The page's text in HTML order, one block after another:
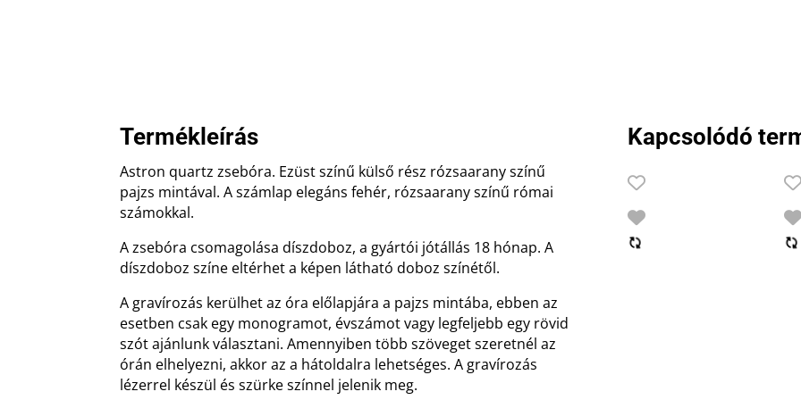
Termékleírás
Astron quartz zsebóra. Ezüst színű külső rész rózsaarany színű
pajzs mintával. A számlap elegáns fehér, rózsaarany színű római
számokkal.
A zsebóra csomagolása díszdoboz, a gyártói jótállás 18 hónap. A
díszdoboz színe eltérhet a képen látható doboz színétől.
A gravírozás kerülhet az óra előlapjára a pajzs mintába, ebben az
esetben csak egy monogramot, évszámot vagy legfeljebb egy rövid
szót ajánlunk választani. Amennyiben több szöveget szeretnél az
órán elhelyezni, akkor az a hátoldalra lehetséges. A gravírozás
lézerrel készül és szürke színnel jelenik meg.
Kapcsolódó